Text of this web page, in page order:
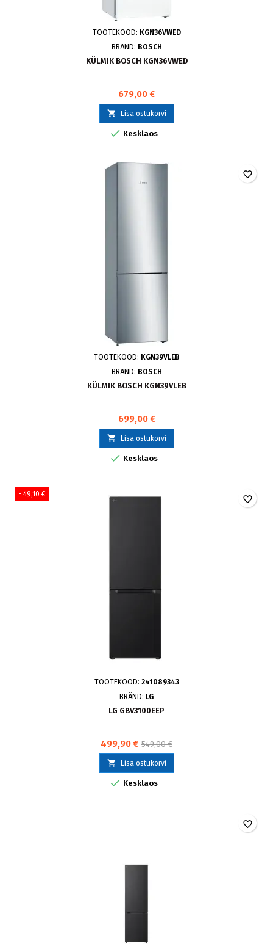
TOOTEKOOD: KGN36VWED
BRÄND: BOSCH
KÜLMIK BOSCH KGN36VWED
679,00 €
 Lisa ostukorvi
 Kesklaos
TOOTEKOOD: KGN39VLEB
BRÄND: BOSCH
KÜLMIK BOSCH KGN39VLEB
699,00 €
 Lisa ostukorvi
 Kesklaos
favorite_border
- 49,10 €
TOOTEKOOD: 241089343
BRÄND: LG
LG GBV3100EEP
499,90 € 549,00 €
 Lisa ostukorvi
 Kesklaos
favorite_border
favorite_border